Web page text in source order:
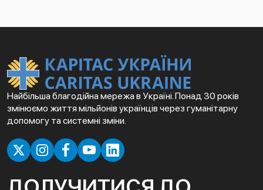
Найбільша благодійна мережа в Україні. Понад 30 років
змінюємо життя мільйонів українців через гуманітарну
допомогу та системні зміни.